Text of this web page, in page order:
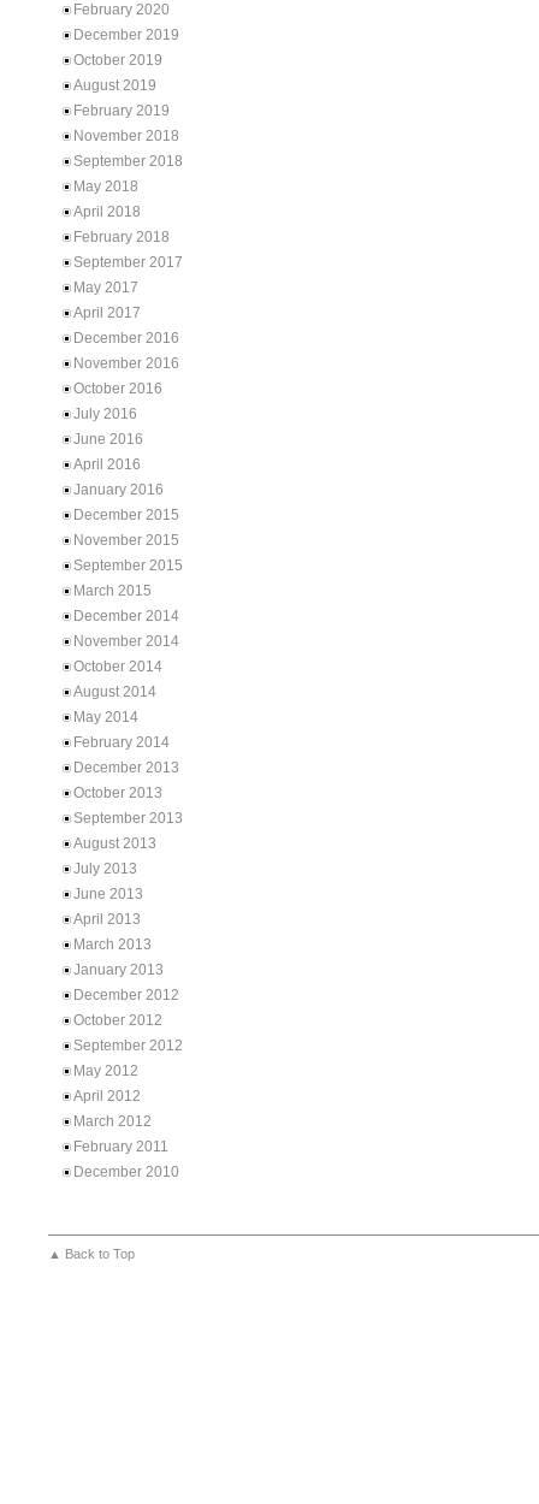
February 2020
December 2019
October 2019
August 2019
February 2019
November 2018
September 2018
May 2018
April 2018
February 2018
September 2017
May 2017
April 2017
December 2016
November 2016
October 2016
July 2016
June 2016
April 2016
January 2016
December 2015
November 2015
September 2015
March 2015
December 2014
November 2014
October 2014
August 2014
May 2014
February 2014
December 2013
October 2013
September 2013
August 2013
July 2013
June 2013
April 2013
March 2013
January 2013
December 2012
October 2012
September 2012
May 2012
April 2012
March 2012
February 2011
December 2010
▲ Back to Top